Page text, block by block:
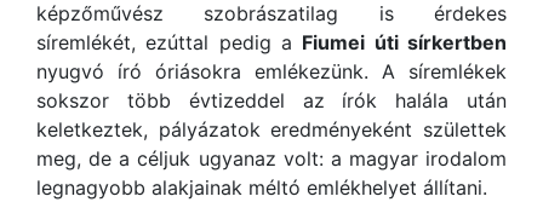
képzőművész szobrászatilag is érdekes
síremlékét, ezúttal pedig a Fiumei úti sírkertben
nyugvó író óriásokra emlékezünk. A síremlékek
sokszor több évtizeddel az írók halála után
keletkeztek, pályázatok eredményeként születtek
meg, de a céljuk ugyanaz volt: a magyar irodalom
legnagyobb alakjainak méltó emlékhelyet állítani.